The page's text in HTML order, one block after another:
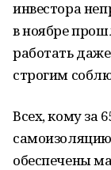
инвестора
в ноябре
работать
строгим
Всех, кому за
обеспечены